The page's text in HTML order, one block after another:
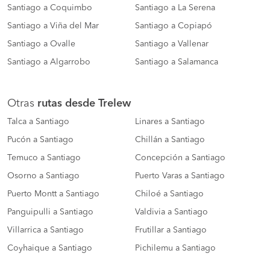
Santiago a Coquimbo Santiago a La Serena
Santiago a Viña del Mar Santiago a Copiapó
Santiago a Ovalle Santiago a Vallenar
Santiago a Algarrobo Santiago a Salamanca
Otras rutas desde Trelew
Talca a Santiago Linares a Santiago
Pucón a Santiago Chillán a Santiago
Temuco a Santiago Concepción a Santiago
Osorno a Santiago Puerto Varas a Santiago
Puerto Montt a Santiago Chiloé a Santiago
Panguipulli a Santiago Valdivia a Santiago
Villarrica a Santiago Frutillar a Santiago
Coyhaique a Santiago Pichilemu a Santiago